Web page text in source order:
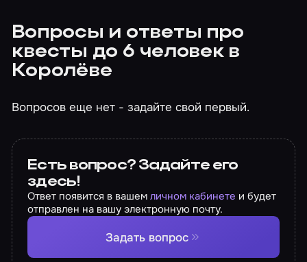
Вопросы и ответы про
квесты до 6 человек в
Королёве
Вопросов еще нет - задайте свой первый.
Есть вопрос? Задайте его
здесь!
Ответ появится в вашемличном кабинете и будет
отправлен на вашу электронную почту.
Задать вопрос